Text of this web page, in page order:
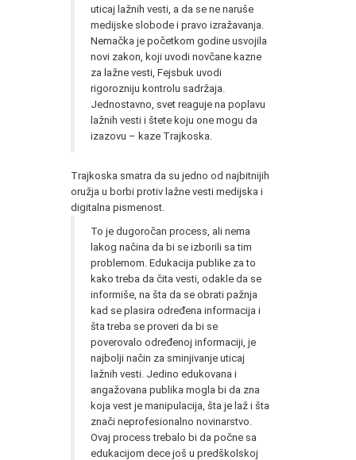
uticaj lažnih vesti, a da se ne naruše
medijske slobode i pravo izražavanja.
Nemačka je početkom godine usvojila
novi zakon, koji uvodi novčane kazne
za lažne vesti, Fejsbuk uvodi
rigorozniju kontrolu sadržaja.
Jednostavno, svet reaguje na poplavu
lažnih vesti i štete koju one mogu da
izazovu – kaze Trajkoska.
Trajkoska smatra da su jedno od najbitnijih
oružja u borbi protiv lažne vesti medijska i
digitalna pismenost.
To je dugoročan process, ali nema
lakog načina da bi se izborili sa tim
problemom. Edukacija publike za to
kako treba da čita vesti, odakle da se
informiše, na šta da se obrati pažnja
kad se plasira određena informacija i
šta treba se proveri da bi se
poverovalo određenoj informaciji, je
najbolji način za sminjivanje uticaj
lažnih vesti. Jedino edukovana i
angažovana publika mogla bi da zna
koja vest je manipulacija, šta je laž i šta
znači neprofesionalno novinarstvo.
Ovaj process trebalo bi da počne sa
edukacijom dece još u predškolskoj